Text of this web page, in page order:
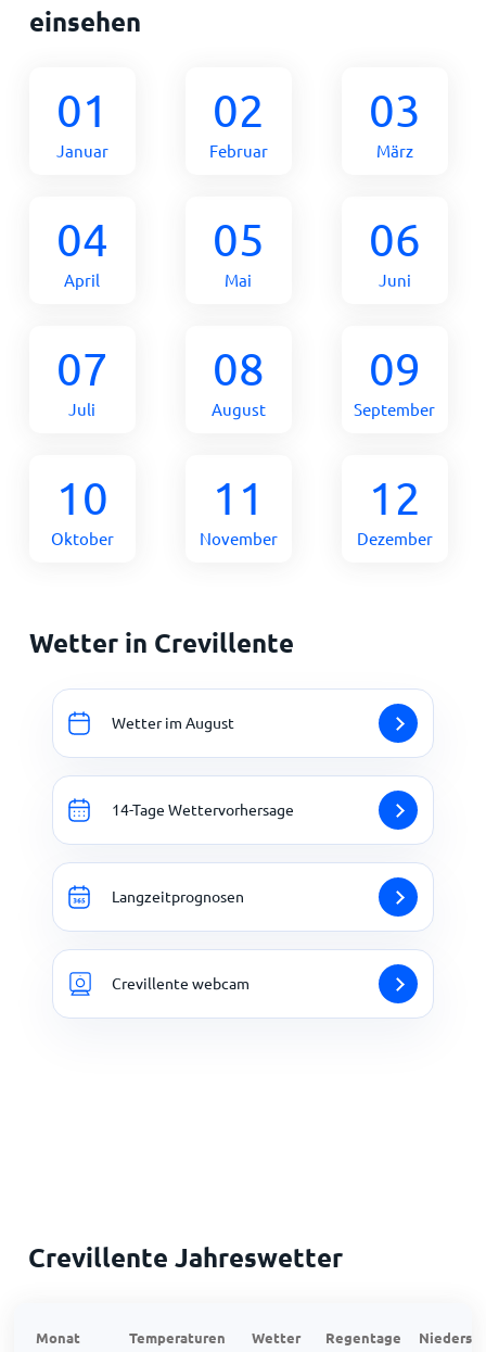
einsehen
01
Januar
02
Februar
03
März
04
April
05
Mai
06
Juni
07
Juli
08
August
09
September
10
Oktober
11
November
12
Dezember
Wetter in Crevillente
Wetter im August
14-Tage Wettervorhersage
Langzeitprognosen
Crevillente webcam
Crevillente Jahreswetter
Monat Temperaturen Wetter Regentage